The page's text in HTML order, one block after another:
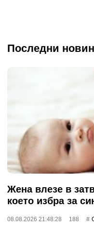
Последни
Жена влезе в
което избра за
08.08.2026 21:48:28 188